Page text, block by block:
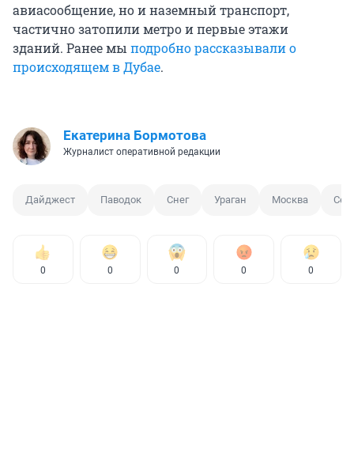
авиасообщение, но и наземный транспорт,
частично затопили метро и первые этажи
зданий. Ранее мы подробно рассказывали о
происходящем в Дубае.
Екатерина Бормотова
Журналист оперативной редакции
Дайджест Паводок Снег Ураган Москва
0 0 0 0 0